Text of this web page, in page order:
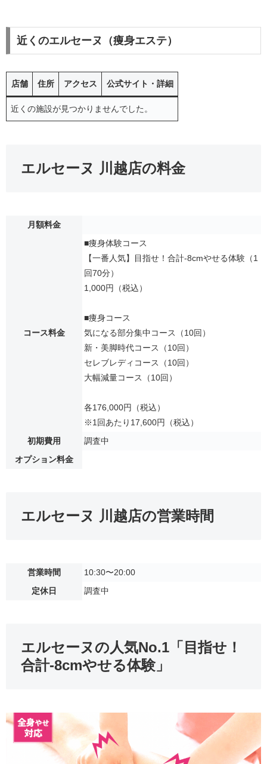
近くのエルセーヌ（痩身エステ）
店舗 住所 アクセス 公式サイト・詳細
近くの施設が見つかりませんでした。
エルセーヌ 川越店の料金
月額料金
コース料金
■痩身体験コース
【一番人気】目指せ！合計-8cmやせる体験（1
回70分）
1,000円（税込）
■痩身コース
気になる部分集中コース（10回）
新・美脚時代コース（10回）
セレブレディコース（10回）
大幅減量コース（10回）
各176,000円（税込）
※1回あたり17,600円（税込）
初期費用
調査中
オプション料金
エルセーヌ 川越店の営業時間
営業時間
10:30〜20:00
定休日
調査中
エルセーヌの人気No.1「目指せ！
合計-8cmやせる体験」